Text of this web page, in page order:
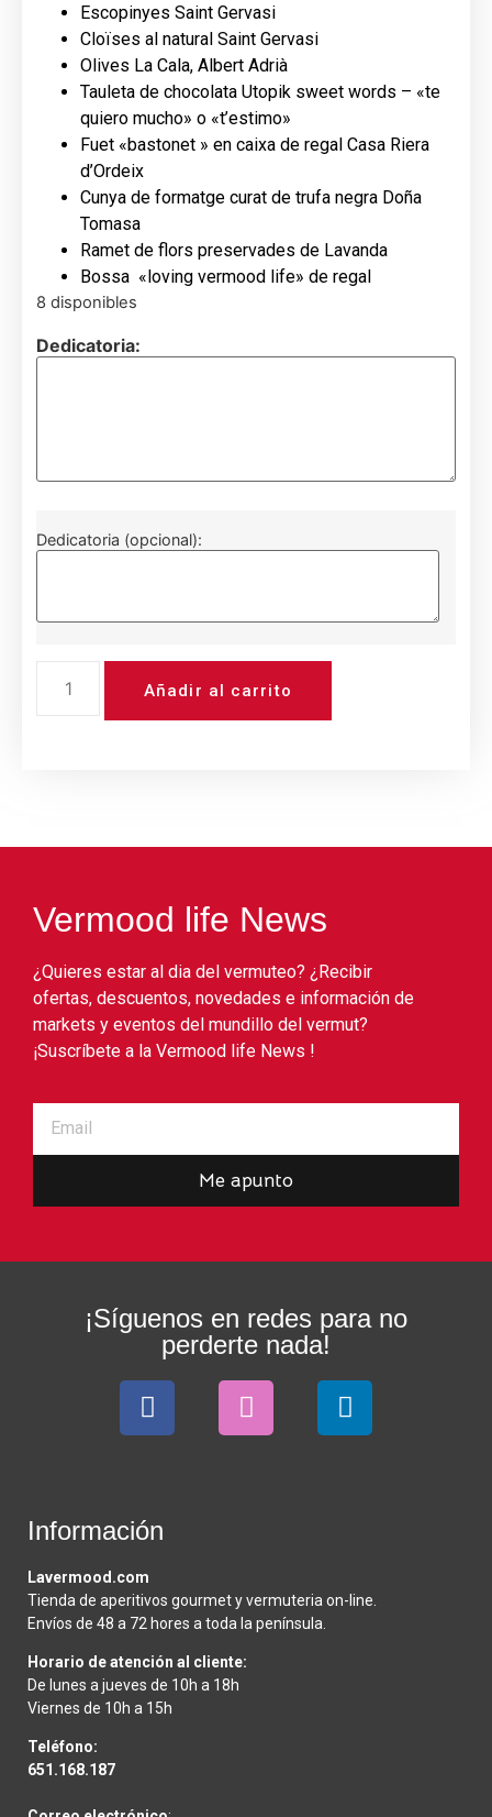
Escopinyes Saint Gervasi
Cloïses al natural Saint Gervasi
Olives La Cala, Albert Adrià
Tauleta de chocolata Utopik sweet words – «te
quiero mucho» o «t’estimo»
Fuet «bastonet » en caixa de regal Casa Riera
d’Ordeix
Cunya de formatge curat de trufa negra Doña
Tomasa
Ramet de flors preservades de Lavanda
Bossa «loving vermood life» de regal
8 disponibles
Dedicatoria:
Dedicatoria (opcional):
Añadir al carrito
Vermood life News
¿Quieres estar al dia del vermuteo? ¿Recibir
ofertas, descuentos, novedades e información de
markets y eventos del mundillo del vermut?
¡Suscríbete a la Vermood life News !
Me apunto
¡Síguenos en redes para no
perderte nada!
Información
Lavermood.com
Tienda de aperitivos gourmet y vermuteria on-line.
Envíos de 48 a 72 hores a toda la península.
Horario de atención al cliente:
De lunes a jueves de 10h a 18h
Viernes de 10h a 15h
Teléfono:
651.168.187